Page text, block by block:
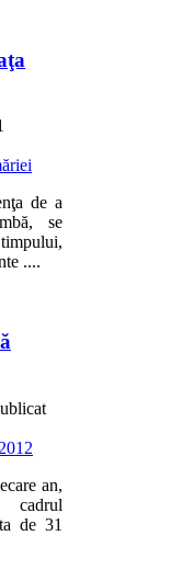
de a
se
....
an,
cadrul
de 31